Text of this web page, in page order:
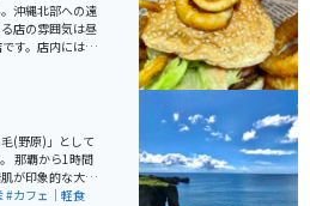
沖縄北部への遠
店の雰囲気は昼
す。店内にはサ
の品揃えもピカ
(野原)」として
那覇から1時間
が印象的な大自
#カフェ｜軽食